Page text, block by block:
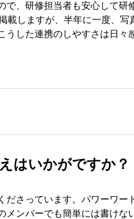
、研修担当者も安心して研
載しますが、半年に一度、
した連携のしやすさは日々
はいかがですか？
ださっています。パワーワー
メンバーでも簡単には書けな